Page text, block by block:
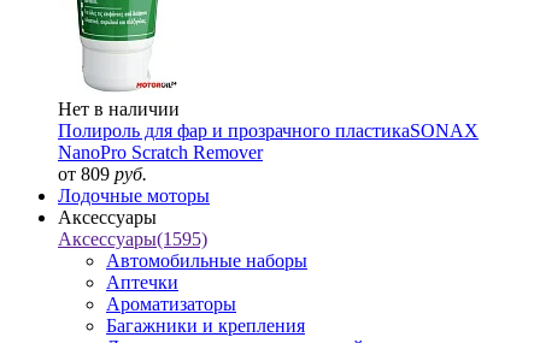
Нет в наличии
Полироль для фар и прозрачного пластикаSONAX
NanoPro Scratch Remover
от 809 руб.
Лодочные моторы
Аксессуары
Аксессуары(1595)
Автомобильные наборы
Аптечки
Ароматизаторы
Багажники и крепления